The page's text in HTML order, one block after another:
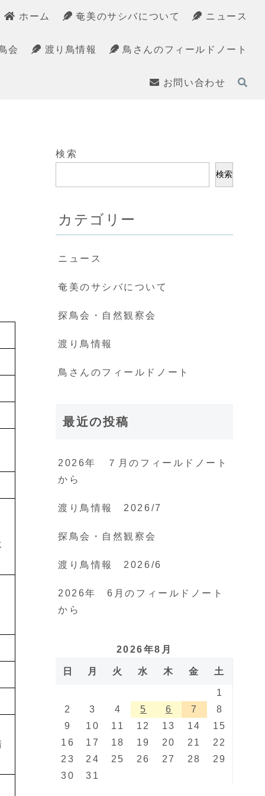
ホーム 奄美のサシバについて ニュース
会 渡り鳥情報 鳥さんのフィールドノート
お問い合わせ
検索
検索
カテゴリー
ニュース
奄美のサシバについて
探鳥会・自然観察会
渡り鳥情報
鳥さんのフィールドノート
最近の投稿
2026年 ７月のフィールドノート
から
渡り鳥情報 2026/7
探鳥会・自然観察会
渡り鳥情報 2026/6
2026年 6月のフィールドノート
から
2026年8月
日 月 火 水 木 金 土
1
2
3 4 5 6 7
8
9
10 11 12 13 14
15
16
17 18 19 20 21
22
23
24 25 26 27 28
29
30
31